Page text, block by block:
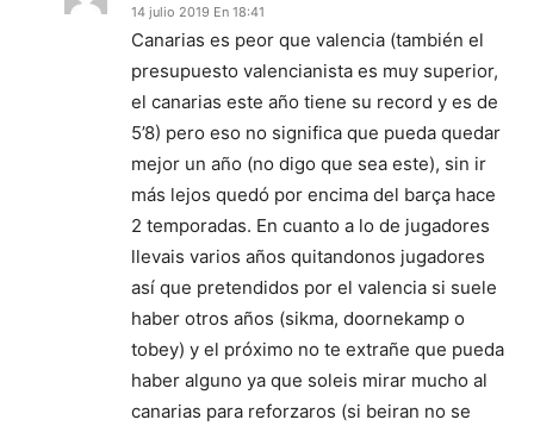
14 julio 2019 En 18:41
Canarias es peor que valencia (también el
presupuesto valencianista es muy superior,
el canarias este año tiene su record y es de
5’8) pero eso no significa que pueda quedar
mejor un año (no digo que sea este), sin ir
más lejos quedó por encima del barça hace
2 temporadas. En cuanto a lo de jugadores
llevais varios años quitandonos jugadores
así que pretendidos por el valencia si suele
haber otros años (sikma, doornekamp o
tobey) y el próximo no te extrañe que pueda
haber alguno ya que soleis mirar mucho al
canarias para reforzaros (si beiran no se